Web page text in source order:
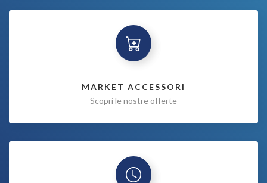
MARKET ACCESSORI
Scopri le nostre offerte